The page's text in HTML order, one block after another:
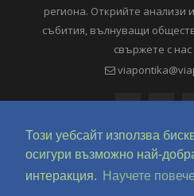
Този уебсайт използва
осигури възможно най-
интеракция.
Научете
региона. Открийте анализи
събития, вълнуващи
свържете с